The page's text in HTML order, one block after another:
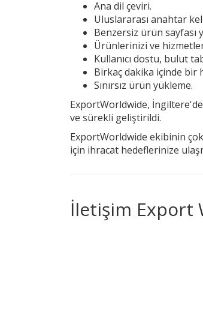
Ana dil çeviri.
Uluslararası anahtar
Benzersiz ürün sayfası
Ürünlerinizi ve
Kullanıcı dostu, bulut
Birkaç dakika içinde bir
Sınırsız ürün yükleme.
ExportWorldwide,
ve sürekli geliştirildi.
ExportWorldwide ekibinin
için ihracat hedeflerinize
İletişim Export